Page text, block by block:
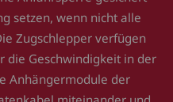
setzen, wenn nicht alle
Zugschlepper verfügen
die Geschwindigkeit in der
Anhängermodule der